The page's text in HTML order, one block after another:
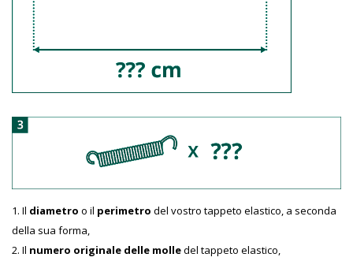
Il diametro o il perimetro del vostro tappeto elastico, a seconda
della sua forma,
Il numero originale delle molledel tappeto elastico,